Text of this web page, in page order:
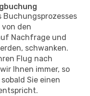
Buchungsprozesses
den
Nachfrage und
schwanken.
Flug nach
Ihnen immer, so
Sie einen